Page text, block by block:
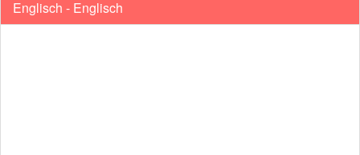
Englisch - Englisch